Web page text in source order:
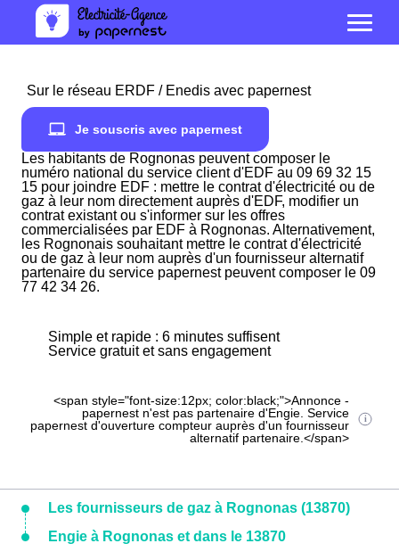
Sur le réseau ERDF / Enedis avec papernest
Je souscris avec papernest
Les habitants de Rognonas peuvent composer le
numéro national du service client d'EDF au 09 69 32 15
15 pour joindre EDF : mettre le contrat d'électricité ou de
gaz à leur nom directement auprès d'EDF, modifier un
contrat existant ou s'informer sur les offres
commercialisées par EDF à Rognonas. Alternativement,
les Rognonais souhaitant mettre le contrat d'électricité
ou de gaz à leur nom auprès d'un fournisseur alternatif
partenaire du service papernest peuvent composer le 09
77 42 34 26.
Simple et rapide : 6 minutes suffisent
Service gratuit et sans engagement
<span style="font-size:12px; color:black;">Annonce -
papernest n'est pas partenaire d'Engie. Service
papernest d'ouverture compteur auprès d'un fournisseur
alternatif partenaire.</span>
Les fournisseurs de gaz à Rognonas (13870)
Engie à Rognonas et dans le 13870